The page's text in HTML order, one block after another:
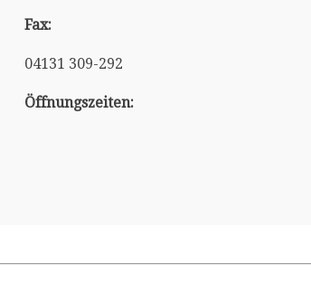
Fax:
04131 309-292
Öffnungszeiten: